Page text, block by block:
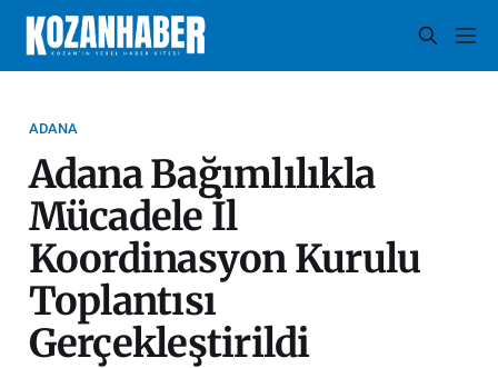
ADANA
Adana Bağımlılıkla
Mücadele İl
Koordinasyon Kurulu
Toplantısı
Gerçekleştirildi